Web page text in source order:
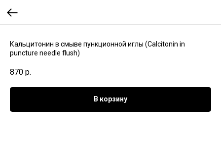
Кальцитонин в смыве пункционной иглы (Calcitonin in
puncture needle flush)
870 р.
В корзину